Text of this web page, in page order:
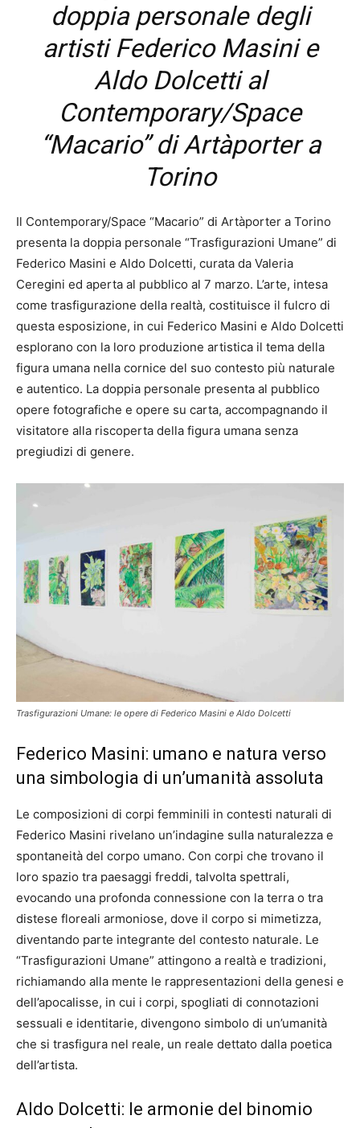
doppia personale degli
artisti Federico Masini e
Aldo Dolcetti al
Contemporary/Space
“Macario” di Artàporter a
Torino
Il Contemporary/Space “Macario” di Artàporter a Torino
presenta la doppia personale “Trasfigurazioni Umane” di
Federico Masini e Aldo Dolcetti, curata da Valeria
Ceregini ed aperta al pubblico al 7 marzo. L’arte, intesa
come trasfigurazione della realtà, costituisce il fulcro di
questa esposizione, in cui Federico Masini e Aldo Dolcetti
esplorano con la loro produzione artistica il tema della
figura umana nella cornice del suo contesto più naturale
e autentico. La doppia personale presenta al pubblico
opere fotografiche e opere su carta, accompagnando il
visitatore alla riscoperta della figura umana senza
pregiudizi di genere.
Trasfigurazioni Umane: le opere di Federico Masini e Aldo Dolcetti
Federico Masini: umano e natura verso
una simbologia di un’umanità assoluta
Le composizioni di corpi femminili in contesti naturali di
Federico Masini rivelano un’indagine sulla naturalezza e
spontaneità del corpo umano. Con corpi che trovano il
loro spazio tra paesaggi freddi, talvolta spettrali,
evocando una profonda connessione con la terra o tra
distese floreali armoniose, dove il corpo si mimetizza,
diventando parte integrante del contesto naturale. Le
“Trasfigurazioni Umane” attingono a realtà e tradizioni,
richiamando alla mente le rappresentazioni della genesi e
dell’apocalisse, in cui i corpi, spogliati di connotazioni
sessuali e identitarie, divengono simbolo di un’umanità
che si trasfigura nel reale, un reale dettato dalla poetica
dell’artista.
Aldo Dolcetti: le armonie del binomio